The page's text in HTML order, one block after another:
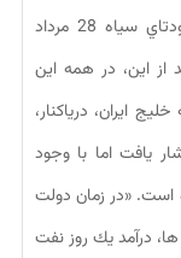
نسخه با حروف سربي منتشر مي شد. اما با كودتاي سياه 28 مرداد
از اين، در همه اين
ايران، درياكنار،
يافت اما با وجود
است. «در زمان دولت
درآمد يك روز نفت